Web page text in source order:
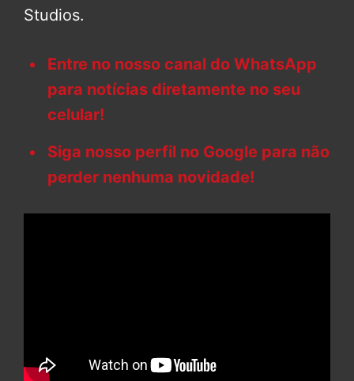
Studios.
Entre no nosso canal do WhatsApp
para notícias diretamente no seu
celular!
Siga nosso perfil no Google para não
perder nenhuma novidade!